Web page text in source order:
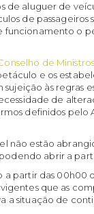
de aluguer de
de passageiros
o
de
e os
às regras
de
definidos pelo
não estão
abrir a
partir das 00h00
que as
a situação de